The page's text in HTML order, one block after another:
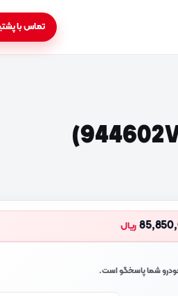
تماس با
ریال
شما پاسخگو است.